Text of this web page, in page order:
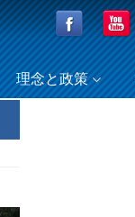
理念と政策